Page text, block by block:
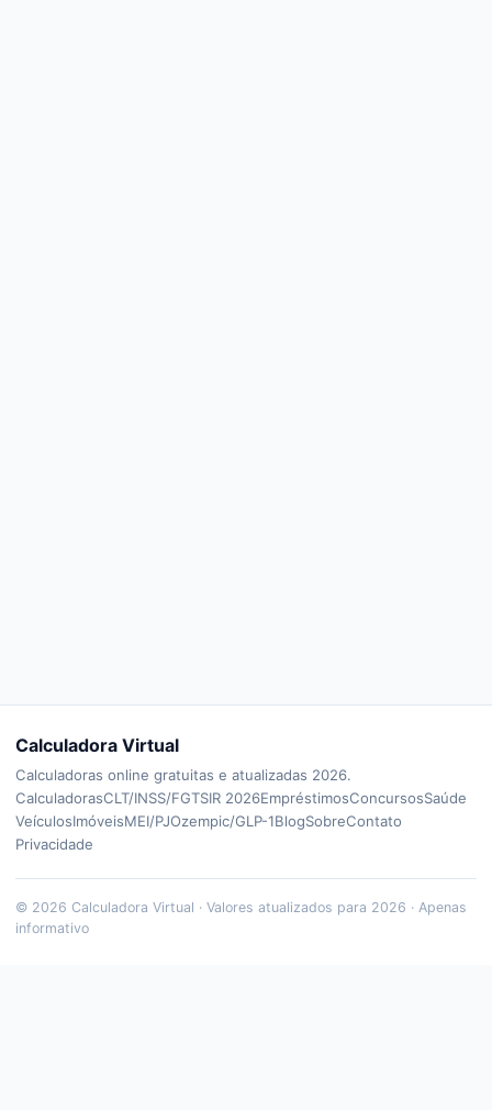
Calculadora Virtual
Calculadoras online gratuitas e atualizadas 2026.
CalculadorasCLT/INSS/FGTSIR 2026EmpréstimosConcursosSaúde
VeículosImóveisMEI/PJOzempic/GLP-1BlogSobreContato
Privacidade
© 2026 Calculadora Virtual · Valores atualizados para 2026 · Apenas
informativo